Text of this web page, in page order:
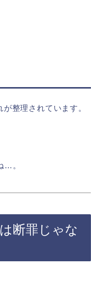
が整理されています。
…。
断罪じゃな